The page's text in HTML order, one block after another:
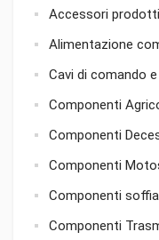
Accessori prodotti
Alimentazione
Cavi di comando
Componenti
Componenti
Componenti
Componenti
Componenti